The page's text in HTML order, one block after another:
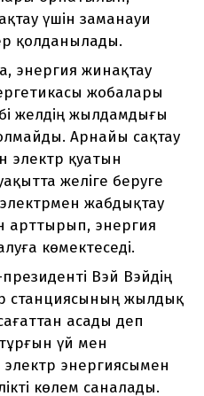
үшін заманауи
қолданылады.
энергия жинақтау
жобалары
желдің жылдамдығы
Арнайы сақтау
электр қуатын
желіге беруге
жабдықтау
арттырып, энергия
көмектеседі.
Вэй Вэйдің
станциясының жылдық
асады деп
үй мен
энергиясымен
көлем саналады.